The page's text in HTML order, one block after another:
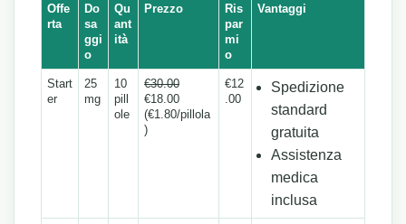
Offe
rta
Do
sa
ggi
o
Qu
ant
ità
Prezzo
Ris
par
mi
o
Vantaggi
Start
er
25
mg
10
pill
ole
€30.00
€18.00
(€1.80/pillola
)
€12
.00
Spedizione
standard
gratuita
Assistenza
medica
inclusa